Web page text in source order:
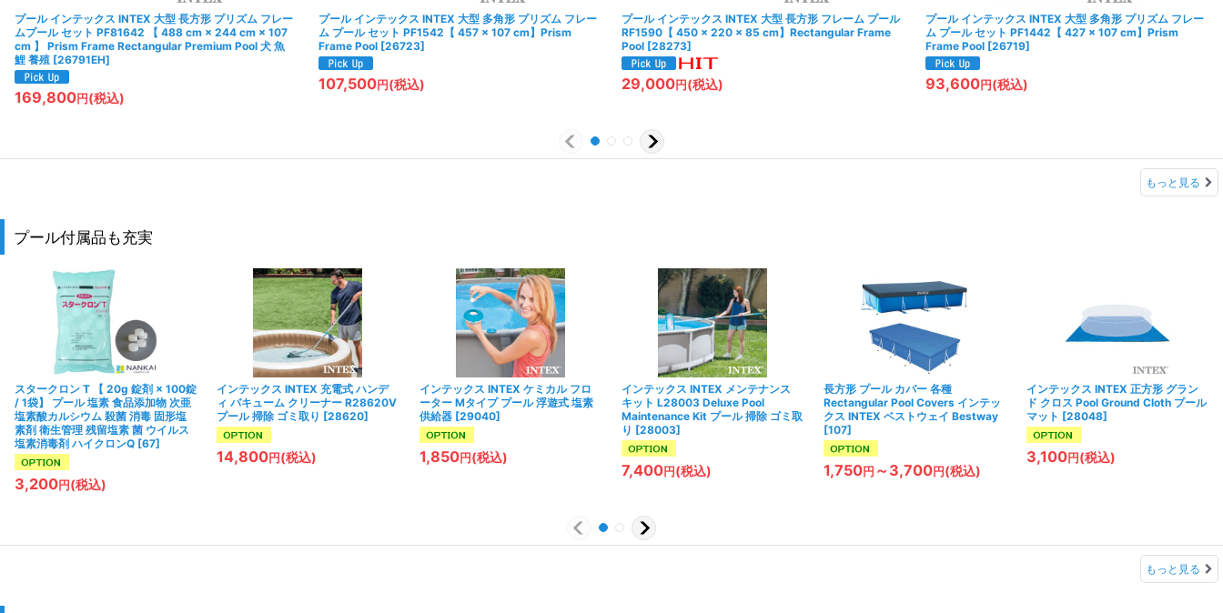
プール インテックス INTEX 大型 長方形 プリズム フレー
ムプール セット PF81642 【 488 cm × 244 cm × 107
cm 】 Prism Frame Rectangular Premium Pool 犬 魚
鯉 養殖 [26791EH]
169,800円 (税込)
プール インテックス INTEX 大型 多角形 プリズム フレー
ム プール セット PF1542【 457 × 107 cm】Prism
Frame Pool [26723]
107,500円 (税込)
プール インテックス INTEX 大型 長方形 フレーム プール
RF1590【 450 × 220 × 85 cm】Rectangular Frame
Pool [28273]
29,000円 (税込)
プール インテックス INTEX 大型 多角形 プリズム フレー
ム プール セット PF1442【 427 × 107 cm】Prism
Frame Pool [26719]
93,600円 (税込)
もっと見る
プール付属品も充実
スタークロン T 【 20g 錠剤 × 100錠
/ 1袋】 プール 塩素 食品添加物 次亜
塩素酸カルシウム 殺菌 消毒 固形塩
素剤 衛生管理 残留塩素 菌 ウイルス
塩素消毒剤 ハイクロンQ [67]
3,200円 (税込)
インテックス INTEX 充電式 ハンデ
ィ バキューム クリーナー R28620V
プール 掃除 ゴミ取り [28620]
14,800円 (税込)
インテックス INTEX ケミカル フロ
ーター Mタイプ プール 浮遊式 塩素
供給器 [29040]
1,850円 (税込)
インテックス INTEX メンテナンス
キット L28003 Deluxe Pool
Maintenance Kit プール 掃除 ゴミ取
り [28003]
7,400円 (税込)
長方形 プール カバー 各種
Rectangular Pool Covers インテッ
クス INTEX ベストウェイ Bestway
[107]
1,750円 ～3,700円 (税込)
インテックス INTEX 正方形 グラン
ド クロス Pool Ground Cloth プール
マット [28048]
3,100円 (税込)
もっと見る